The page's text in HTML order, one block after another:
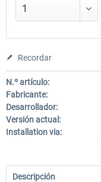
Recordar
N.º artículo:
Fabricante:
Desarrollador:
Versión actual:
Installation via:
Descripción